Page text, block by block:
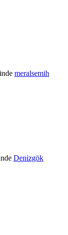
meralsemih
Denizgök